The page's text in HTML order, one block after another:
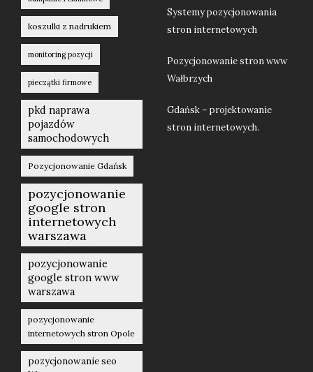
koszulki z nadrukiem
monitoring pozycji
pieczątki firmowe
pkd naprawa
pojazdów
samochodowych
Pozycjonowanie Gdańsk
pozycjonowanie
google stron
internetowych
warszawa
pozycjonowanie
google stron www
warszawa
pozycjonowanie
internetowych stron Opole
pozycjonowanie seo
Systemy pozycjonowania
stron internetowych
Pozycjonowanie stron www
Wałbrzych
Gdańsk – projektowanie
stron internetowych.